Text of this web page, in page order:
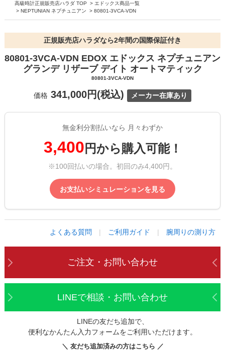
高級時計正規販売店ハラダ TOP > エドックス商品一覧
> NEPTUNIAN ネプチュニアン > 80801-3VCA-VDN
正規販売店ハラダなら2年間の国際保証付き
80801-3VCA-VDN EDOX エドックス ネプチュニアン
グランデ リザーブ デイト オートマティック
80801-3VCA-VDN
価格 341,000円(税込) メーカー在庫あり
無金利分割払いなら 月々わずか
3,400 円から購入可能！
※100回払いの場合。初回のみ4,400円。
お支払いシミュレーションを見る
よくある質問 | ご利用ガイド | 腕周りの測り方
ご注文・お問い合わせ
LINEで相談・お問い合わせ
LINEの友だち追加で、
便利なかんたん入力フォームをご利用いただけます。
＼ 友だち追加済みの方はこちら ／